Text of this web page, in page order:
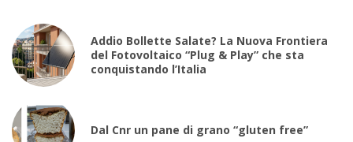
Addio Bollette Salate? La Nuova Frontiera
del Fotovoltaico “Plug & Play” che sta
conquistando l’Italia
Dal Cnr un pane di grano “gluten free”